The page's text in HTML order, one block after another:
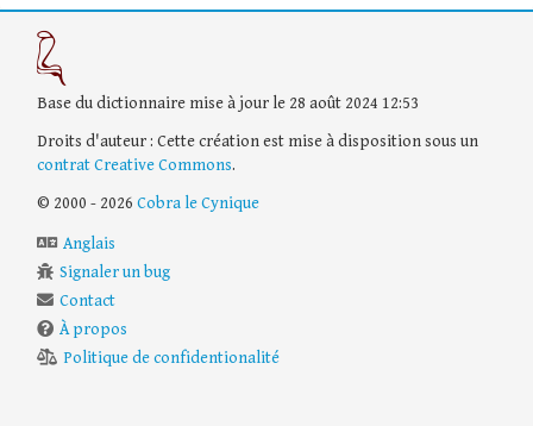
Base du dictionnaire mise à jour le 28 août 2024 12:53
Droits d'auteur : Cette création est mise à disposition sous un
contrat Creative Commons.
© 2000 - 2026 Cobra le Cynique
Anglais
Signaler un bug
Contact
À propos
Politique de confidentionalité